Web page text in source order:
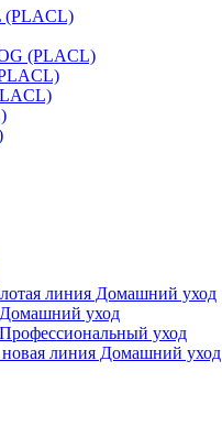
(PLACL)
(PLACL)
линия Домашний уход
уход
уход
линия Домашний уход